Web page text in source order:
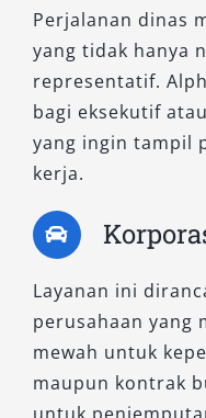
desain kabin
menginginkan
menghadiri acara
penting, atau
Solo tipe G
banyak dipesan.
7. Alphard
Merupakan tipe
hanya hemat
dilengkapi
kenyamanan dan
Perjalanan dinas
yang tidak hanya
representatif.
bagi eksekutif
yang ingin tampil
kerja.
Layanan ini
perusahaan yang
mewah untuk
maupun kontrak